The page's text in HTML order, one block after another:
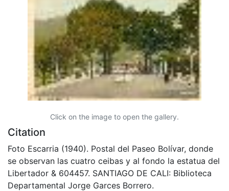
Click on the image to open the gallery.
Citation
Foto Escarria (1940). Postal del Paseo Bolívar, donde
se observan las cuatro ceibas y al fondo la estatua del
Libertador & 604457. SANTIAGO DE CALI: Biblioteca
Departamental Jorge Garces Borrero.